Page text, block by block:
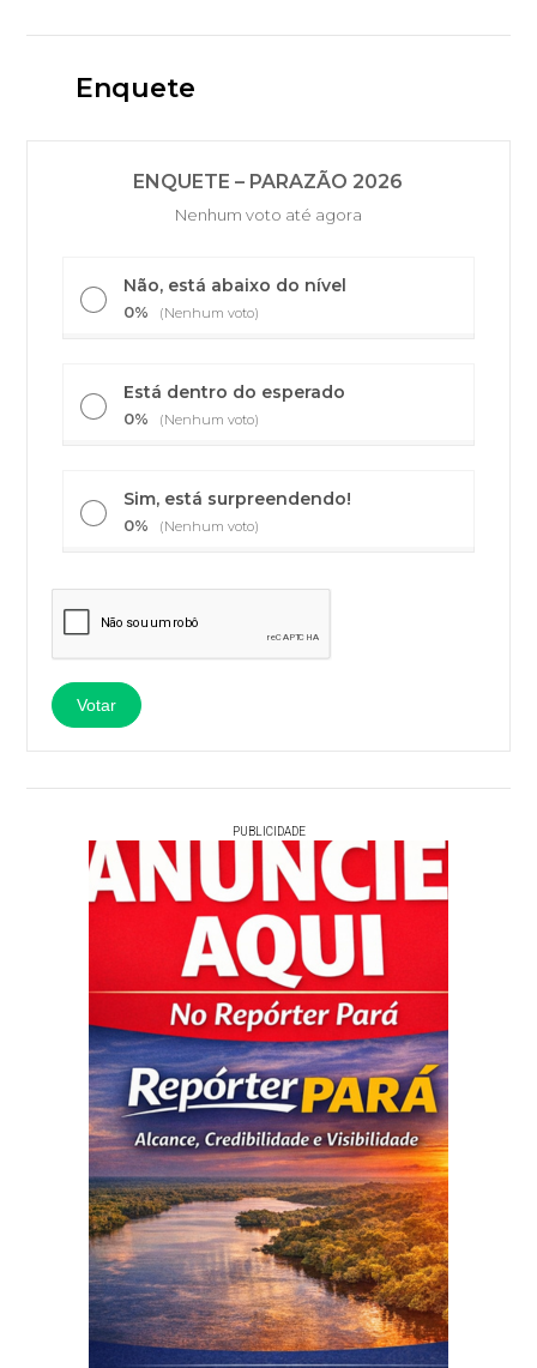
Enquete
ENQUETE – PARAZÃO 2026
Nenhum voto até agora
Não, está abaixo do nível
0% (Nenhum voto)
Está dentro do esperado
0% (Nenhum voto)
Sim, está surpreendendo!
0% (Nenhum voto)
PUBLICIDADE